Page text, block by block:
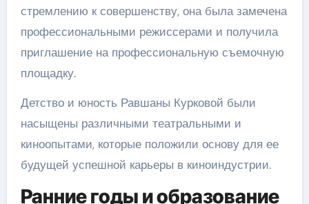
стремлению к совершенству, она была замечена
профессиональными режиссерами и получила
приглашение на профессиональную съемочную
площадку.
Детство и юность Равшаны Курковой были
насыщены различными театральными и
киноопытами, которые положили основу для ее
будущей успешной карьеры в киноиндустрии.
Ранние годы и образование